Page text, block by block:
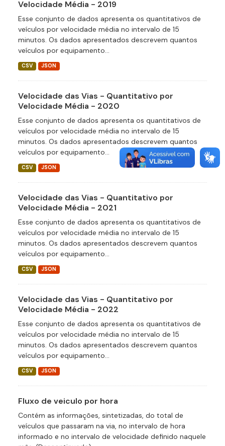
Velocidade Média - 2019
Esse conjunto de dados apresenta os quantitativos de
veículos por velocidade média no intervalo de 15
minutos. Os dados apresentados descrevem quantos
veículos por equipamento...
CSV JSON
Velocidade das Vias - Quantitativo por
Velocidade Média - 2020
Esse conjunto de dados apresenta os quantitativos de
veículos por velocidade média no intervalo de 15
minutos. Os dados apresentados descrevem quantos
veículos por equipamento...
CSV JSON
Velocidade das Vias - Quantitativo por
Velocidade Média - 2021
Esse conjunto de dados apresenta os quantitativos de
veículos por velocidade média no intervalo de 15
minutos. Os dados apresentados descrevem quantos
veículos por equipamento...
CSV JSON
Velocidade das Vias - Quantitativo por
Velocidade Média - 2022
Esse conjunto de dados apresenta os quantitativos de
veículos por velocidade média no intervalo de 15
minutos. Os dados apresentados descrevem quantos
veículos por equipamento...
CSV JSON
Fluxo de veiculo por hora
Contém as informações, sintetizadas, do total de
veículos que passaram na via, no intervalo de hora
informado e no intervalo de velocidade definido naquele